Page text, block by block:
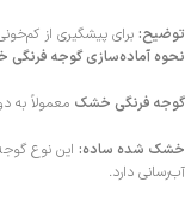
توضیح: برای پیشگیری از
نحوه آماده‌سازی گوجه
گوجه فرنگی خشک معمولاً به
خشک شده ساده: این نوع
آب‌رسانی دارد.